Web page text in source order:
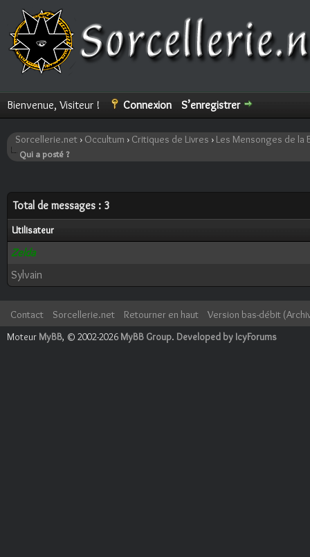
Bienvenue, Visiteur ! Connexion S’enregistrer
Sorcellerie.net › Occultum › Critiques de Livres › Les Mensonges de la
Qui a posté ?
Total de messages : 3
Utilisateur
Zelda
Sylvain
Contact Sorcellerie.net Retourner en haut
Version bas-débit
Moteur MyBB, © 2002-2026 MyBB Group. Developed by IcyForums